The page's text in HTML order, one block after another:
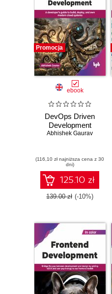
Promocja
ebook
DevOps Driven
Development
Abhishek Gaurav
(116,10 zł najniższa cena z 30
dni)
125.10 zł
139.00 zł (-10%)